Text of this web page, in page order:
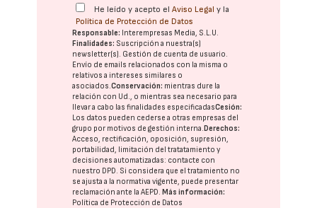
He leído y acepto elAviso Legal y la
Política de Protección de Datos
Responsable: Interempresas Media, S.L.U.
Finalidades: Suscripción a nuestra(s)
newsletter(s). Gestión de cuenta de usuario.
Envío de emails relacionados con la misma o
relativos a intereses similares o
asociados.Conservación: mientras dure la
relación con Ud., o mientras sea necesario para
llevar a cabo las finalidades especificadasCesión:
Los datos pueden cederse a otras empresas del
grupo por motivos de gestión interna.Derechos:
Acceso, rectificación, oposición, supresión,
portabilidad, limitación del tratatamiento y
decisiones automatizadas: contacte con
nuestro DPD. Si considera que el tratamiento no
se ajusta a la normativa vigente, puede presentar
reclamación ante laAEPD.Más información:
Política de Protección de Datos